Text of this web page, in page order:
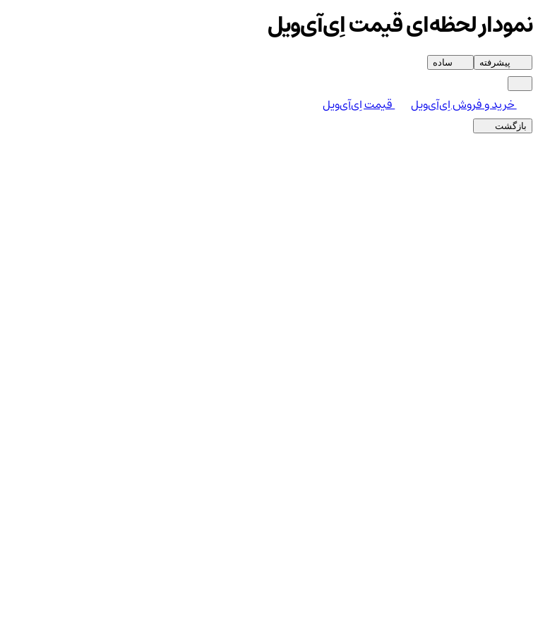
نمودار لحظه‌ای قیمت اِی‌آی‌ویل
پیشرفته ساده
خرید و فروش اِی‌آی‌ویل قیمت اِی‌آی‌ویل
بازگشت